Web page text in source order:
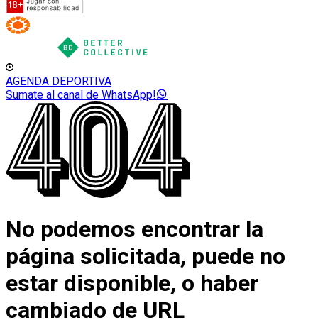
AGENDA DEPORTIVA
Sumate al canal de WhatsApp!
No podemos encontrar la
página solicitada, puede no
estar disponible, o haber
cambiado de URL